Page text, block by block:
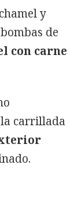
y
de
con carne
la carrillada